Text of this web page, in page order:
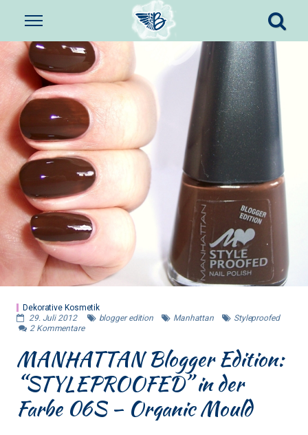
Dekorative Kosmetik
29. Juli 2012
blogger edition Manhattan
Styleproofed
2 Kommentare
MANHATTAN Blogger Edition:
“STYLEPROOFED” in der
Farbe 06S – Organic Mould